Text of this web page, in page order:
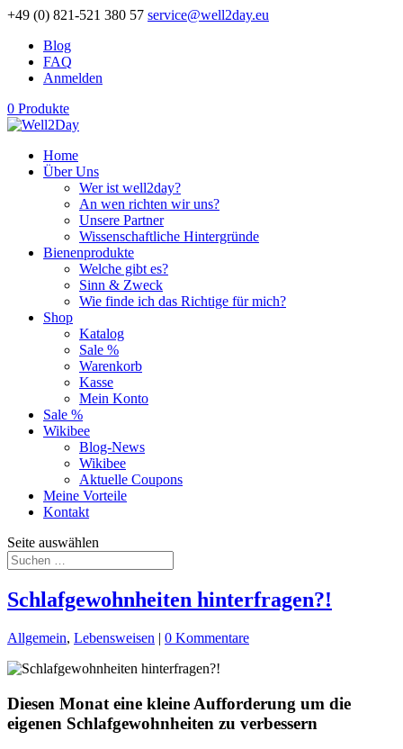
+49 (0) 821-521 380 57 service@well2day.eu
Blog
FAQ
Anmelden
0 Produkte
Home
Über Uns
Wer ist well2day?
An wen richten wir uns?
Unsere Partner
Wissenschaftliche Hintergründe
Bienenprodukte
Welche gibt es?
Sinn & Zweck
Wie finde ich das Richtige für mich?
Shop
Katalog
Sale %
Warenkorb
Kasse
Mein Konto
Sale %
Wikibee
Blog-News
Wikibee
Aktuelle Coupons
Meine Vorteile
Kontakt
Seite auswählen
Schlafgewohnheiten hinterfragen?!
Allgemein, Lebensweisen | 0 Kommentare
Diesen Monat eine kleine Aufforderung um die
eigenen Schlafgewohnheiten zu verbessern